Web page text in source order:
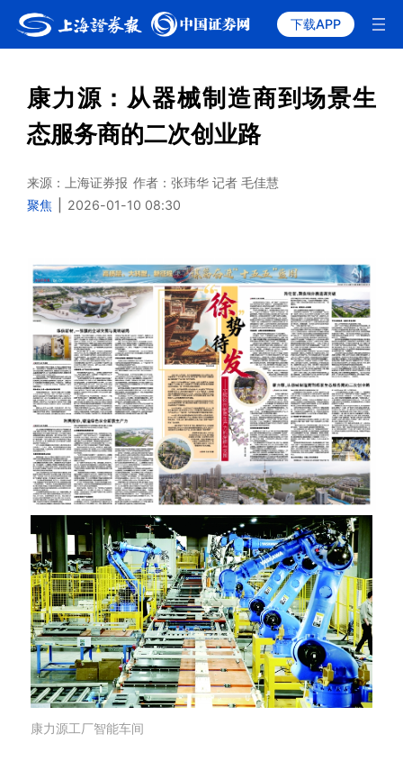
下载APP
康力源：从器械制造商到场景生
态服务商的二次创业路
来源：上海证券报 作者：张玮华 记者 毛佳慧
聚焦
2026-01-10 08:30
康力源工厂智能车间